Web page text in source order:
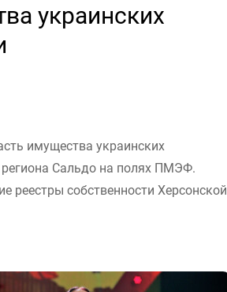
украинских
имущества украинских
Сальдо на полях ПМЭФ.
реестры собственности Херсонской